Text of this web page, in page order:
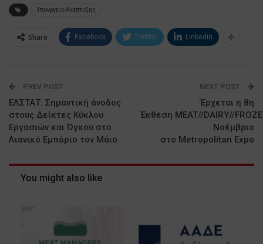
Υπουργείο Ανάπτυξης
Share Facebook Twitter Linkedin
PREV POST
ΕΛΣΤΑΤ: Σημαντική άνοδος
στους Δείκτες Κύκλου
Εργασιών και Όγκου στο
Λιανικό Εμπόριο τον Μάιο
NEXT POST
Έρχεται η 8η
Έκθεση MEAT//DAIRY//
Νοέμβριο
στο Metropolitan Expo
You might also like